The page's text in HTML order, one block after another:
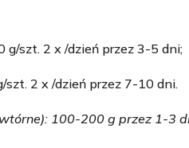
szt. 2 x /dzień przez 3-5 dni;
2 x /dzień przez 7-10 dni.
100-200 g przez 1-3